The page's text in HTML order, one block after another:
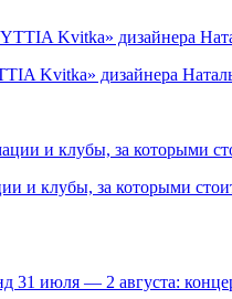
Kvitka» дизайнера
и клубы, за которыми